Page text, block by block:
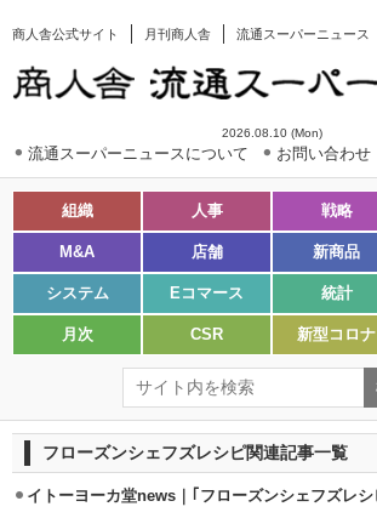
商人舎公式サイト 月刊商人舎 流通スーパーニュース
2026.08.10 (Mon)
流通スーパーニュースについて お問い合わせ
組織 人事 戦略
M&A 店舗 新商品
システム Eコマース 統計
月次 CSR 新型コロナ
フローズンシェフズレシピ関連記事一覧